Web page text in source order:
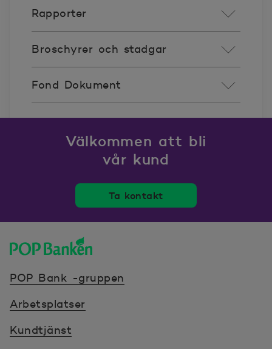
Rapporter
Broschyrer och stadgar
Fond Dokument
Välkommen att bli
vår kund
Ta kontakt
POP Bank -gruppen
Arbetsplatser
Kundtjänst